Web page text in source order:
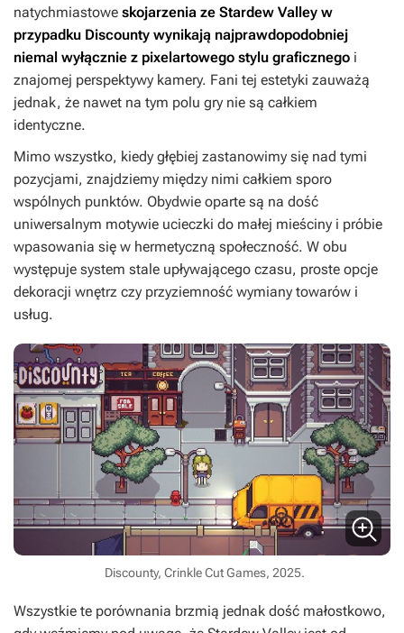
natychmiastowe skojarzenia ze Stardew Valley w
przypadku Discounty wynikają najprawdopodobniej
niemal wyłącznie z pixelartowego stylu graficznego i
znajomej perspektywy kamery. Fani tej estetyki zauważą
jednak, że nawet na tym polu gry nie są całkiem
identyczne.
Mimo wszystko, kiedy głębiej zastanowimy się nad tymi
pozycjami, znajdziemy między nimi całkiem sporo
wspólnych punktów. Obydwie oparte są na dość
uniwersalnym motywie ucieczki do małej mieściny i próbie
wpasowania się w hermetyczną społeczność. W obu
występuje system stale upływającego czasu, proste opcje
dekoracji wnętrz czy przyziemność wymiany towarów i
usług.
Discounty, Crinkle Cut Games, 2025.
Wszystkie te porównania brzmią jednak dość małostkowo,